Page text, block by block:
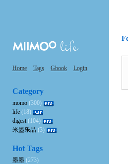
Home Tags Gbook Login
Category
momo (300)
life (18)
digest(104)
米墨乐品 (3)
Hot Tags
墨墨 (273)